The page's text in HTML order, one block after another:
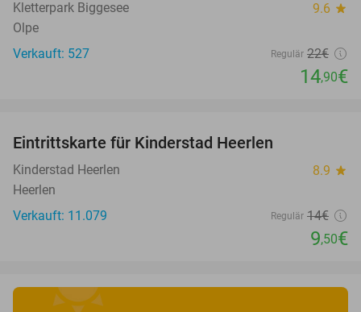
Kletterpark Biggesee 9.6 star
Olpe
Verkauft: 527
Regulär 22€
14,90€
Eintrittskarte für Kinderstad Heerlen
Kinderstad Heerlen 8.9 star
Heerlen
Verkauft: 11.079
Regulär 14€
9,50€